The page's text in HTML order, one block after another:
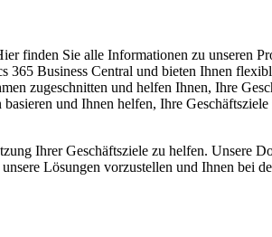
finden Sie alle Informationen zu unseren
Business Central und bieten Ihnen
zugeschnitten und helfen Ihnen, Ihre
und Ihnen helfen, Ihre
Ihrer Geschäftsziele zu helfen. Unsere
Lösungen vorzustellen und Ihnen bei